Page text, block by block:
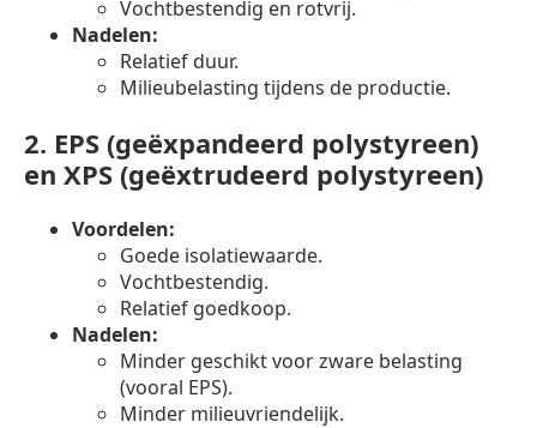
Vochtbestendig en rotvrij.
Nadelen:
Relatief duur.
Milieubelasting tijdens de productie.
2. EPS (geëxpandeerd polystyreen)
en XPS (geëxtrudeerd polystyreen)
Voordelen:
Goede isolatiewaarde.
Vochtbestendig.
Relatief goedkoop.
Nadelen:
Minder geschikt voor zware belasting
(vooral EPS).
Minder milieuvriendelijk.